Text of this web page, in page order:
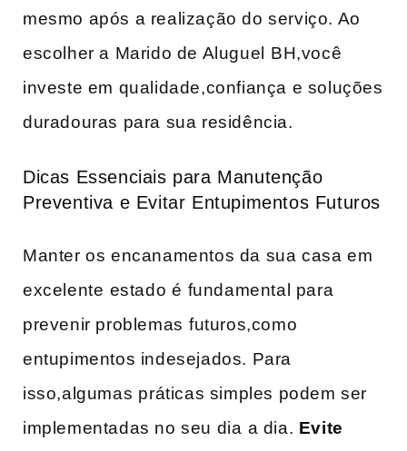
mesmo após a realização do serviço. Ao
escolher a Marido de‌ Aluguel ⁢BH,você‌
investe em qualidade,confiança e soluções
duradouras para sua residência.
Dicas Essenciais para Manutenção
Preventiva e ‍Evitar Entupimentos Futuros
Manter os encanamentos ​da sua casa em
excelente⁤ estado⁢ é fundamental para⁤
prevenir problemas⁤ futuros,como
entupimentos‍ indesejados. Para
isso,algumas ⁢práticas simples podem ser
implementadas ​no seu dia⁣ a‍ dia. Evite